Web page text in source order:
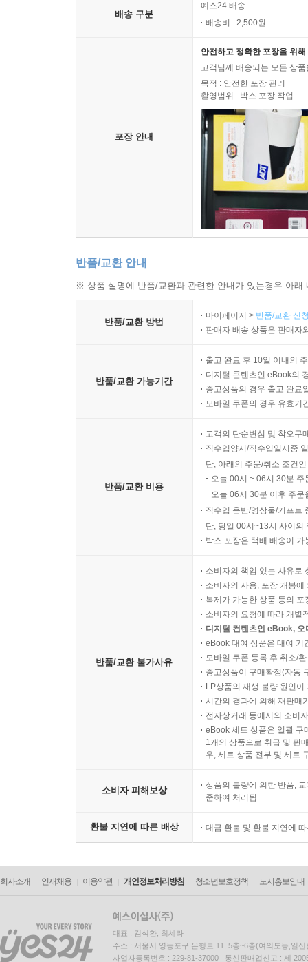
배송 구분
예스24 배송
배송비 : 2,500원
포장 안내
안전하고 정확한 포장을 위
고객님께 배송되는 모든 상
목적 : 안전한 포장 관리
촬영범위 : 박스 포장 작업
반품/교환 안내
※ 상품 설명에 반품/교환과 관련한 안내가 있는경우 아
반품/교환 방법
마이페이지 > 반품/교환 신
판매자 배송 상품은 판매자
반품/교환 가능기간
출고 완료 후 10일 이내의
디지털 콘텐츠인 eBook의
중고상품의 경우 출고 완료
모바일 쿠폰의 경우 유효기
반품/교환 비용
고객의 단순변심 및 착오구
직수입양서/직수입일서중
단, 아래의 주문/취소 조건
오늘 00시 ~ 06시 30분
오늘 06시 30분 이후 주
직수입 음반/영상물/기프트
단, 당일 00시~13시 사이의
박스 포장은 택배 배송이
반품/교환 불가사유
소비자의 책임 있는 사유로
소비자의 사용, 포장 개봉
복제가 가능한 상품 등의
소비자의 요청에 따라 개별
디지털 컨텐츠인 eBook,
eBook 대여 상품은 대여 기
모바일 쿠폰 등록 후 취소/
중고상품이 구매확정(자동
LP상품의 재생 불량 원인
시간의 경과에 의해 재판매
전자상거래 등에서의 소비
eBook 세트 상품은 일괄 구
1개의 상품으로 취급 및 판
우, 세트 상품 전부 및 세트
소비자 피해보상
상품의 불량에 의한 반품,
준하여 처리됨
환불 지연에 따른 배상 대금 환불 및 환불 지연에
회사소개 인재채용 이용약관 개인정보처리방침 청소년보호정책 도서홍보안내
대표 : 김석환, 최세라
주소 : 서울시 영등포구 은행로 11, 5층~6층(여의도동,일신
사업자등록번호 : 229-81-37000 통신판매업신고 : 제